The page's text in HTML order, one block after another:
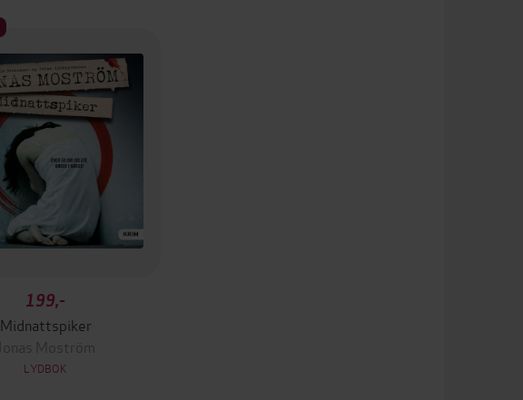
199,-
Midnattspiker
Jonas Moström
LYDBOK